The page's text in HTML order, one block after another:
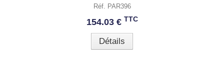
Réf. PAR396
154.03 € TTC
Détails